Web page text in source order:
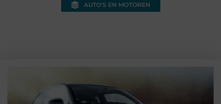
AUTO'S EN MOTOREN